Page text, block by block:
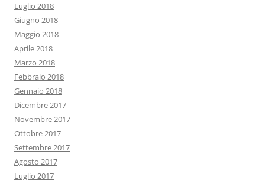
Luglio 2018
Giugno 2018
Maggio 2018
Aprile 2018
Marzo 2018
Febbraio 2018
Gennaio 2018
Dicembre 2017
Novembre 2017
Ottobre 2017
Settembre 2017
Agosto 2017
Luglio 2017